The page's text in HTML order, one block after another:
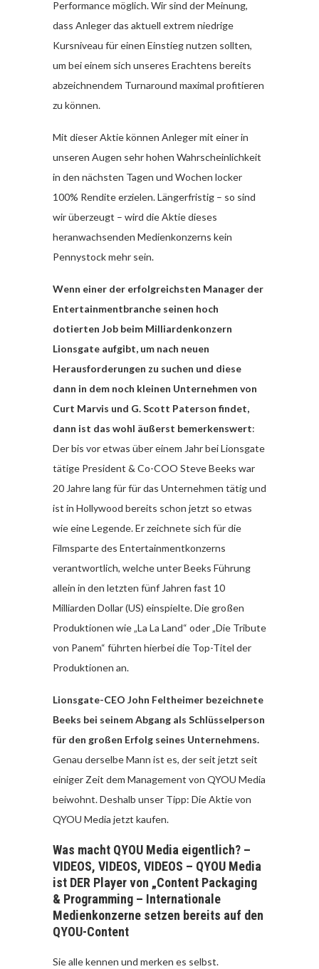
Performance möglich. Wir sind der Meinung,
dass Anleger das aktuell extrem niedrige
Kursniveau für einen Einstieg nutzen sollten,
um bei einem sich unseres Erachtens bereits
abzeichnendem Turnaround maximal profitieren
zu können.
Mit dieser Aktie können Anleger mit einer in
unseren Augen sehr hohen Wahrscheinlichkeit
in den nächsten Tagen und Wochen locker
100% Rendite erzielen. Längerfristig – so sind
wir überzeugt – wird die Aktie dieses
heranwachsenden Medienkonzerns kein
Pennystock mehr sein.
Wenn einer der erfolgreichsten Manager der
Entertainmentbranche seinen hoch
dotierten Job beim Milliardenkonzern
Lionsgate aufgibt, um nach neuen
Herausforderungen zu suchen und diese
dann in dem noch kleinen Unternehmen von
Curt Marvis und G. Scott Paterson findet,
dann ist das wohl äußerst bemerkenswert:
Der bis vor etwas über einem Jahr bei Lionsgate
tätige President & Co-COO Steve Beeks war
20 Jahre lang für für das Unternehmen tätig und
ist in Hollywood bereits schon jetzt so etwas
wie eine Legende. Er zeichnete sich für die
Filmsparte des Entertainmentkonzerns
verantwortlich, welche unter Beeks Führung
allein in den letzten fünf Jahren fast 10
Milliarden Dollar (US) einspielte. Die großen
Produktionen wie „La La Land“ oder „Die Tribute
von Panem“ führten hierbei die Top-Titel der
Produktionen an.
Lionsgate-CEO John Feltheimer bezeichnete
Beeks bei seinem Abgang als Schlüsselperson
für den großen Erfolg seines Unternehmens.
Genau derselbe Mann ist es, der seit jetzt seit
einiger Zeit dem Management von QYOU Media
beiwohnt. Deshalb unser Tipp: Die Aktie von
QYOU Media jetzt kaufen.
Was macht QYOU Media eigentlich? –
VIDEOS, VIDEOS, VIDEOS – QYOU Media
ist DER Player von „Content Packaging
& Programming – Internationale
Medienkonzerne setzen bereits auf den
QYOU-Content
Sie alle kennen und merken es selbst.